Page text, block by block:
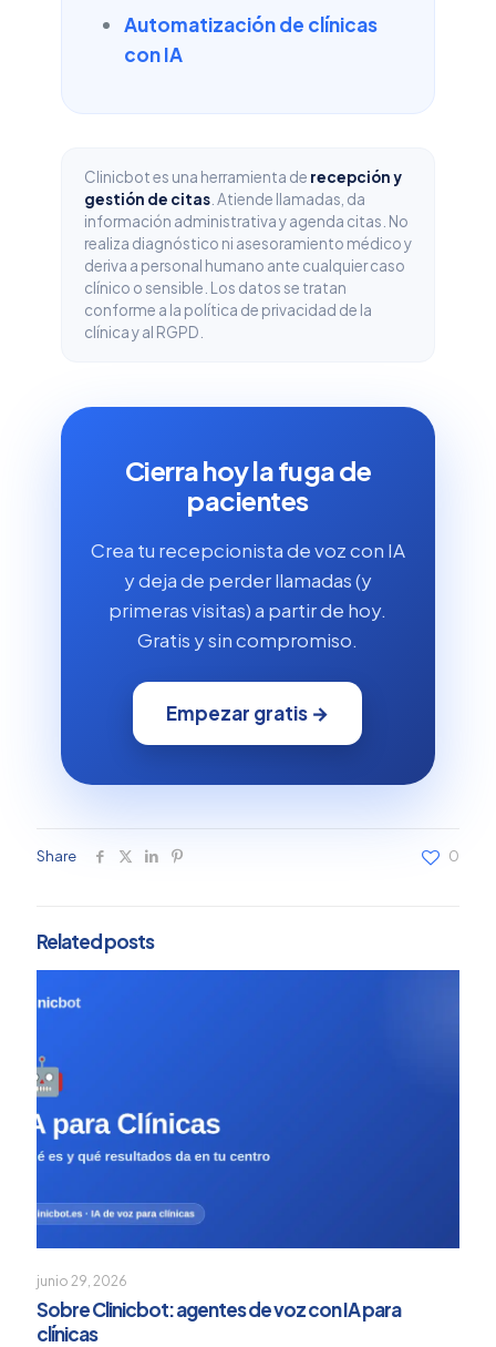
Automatización de clínicas
con IA
Clinicbot es una herramienta de recepción y
gestión de citas. Atiende llamadas, da
información administrativa y agenda citas. No
realiza diagnóstico ni asesoramiento médico y
deriva a personal humano ante cualquier caso
clínico o sensible. Los datos se tratan
conforme a la política de privacidad de la
clínica y al RGPD.
Cierra hoy la fuga de
pacientes
Crea tu recepcionista de voz con IA
y deja de perder llamadas (y
primeras visitas) a partir de hoy.
Gratis y sin compromiso.
Empezar gratis →
Share 0
Related posts
junio 29, 2026
Sobre Clinicbot: agentes de voz con IA para
clínicas